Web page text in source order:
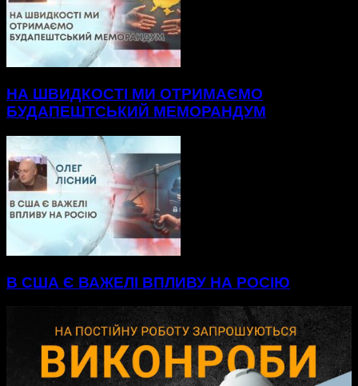
НА ШВИДКОСТІ МИ ОТРИМАЄМО
БУДАПЕШТСЬКИЙ МЕМОРАНДУМ
В США Є ВАЖЕЛІ ВПЛИВУ НА РОСІЮ